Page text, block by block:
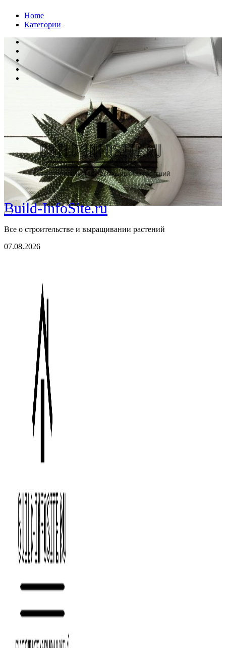
ПерейтиHome
Категории
Build-InfoSite.ru
Все о строительстве и выращивании растений
07.08.2026